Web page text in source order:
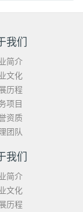
我们
简介
文化
历程
项目
资质
团队
我们
简介
文化
历程